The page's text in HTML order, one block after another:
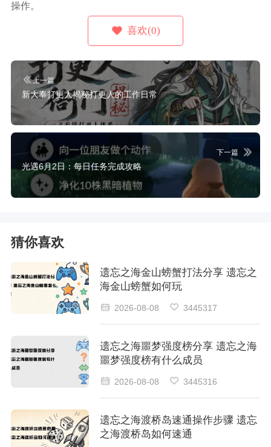
操作。
喜欢(0)
上一篇
新大奉打更人揭秘打更人的工作日常
下一篇
光遇6月2日：每日任务完成攻略
猜你喜欢
遗忘之海金山螃蟹打法分享 遗忘之
海金山螃蟹如何玩
2026-08-08 3445317
遗忘之海噩梦强度榜分享 遗忘之海
噩梦强度榜有什么成员
2026-08-08 3445316
遗忘之海渡桥岛速通操作步骤 遗忘
之海渡桥岛如何速通